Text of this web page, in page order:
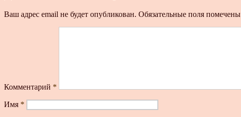
Ваш адрес email не будет опубликован. Обязательные поля помечены
Комментарий *
Имя *